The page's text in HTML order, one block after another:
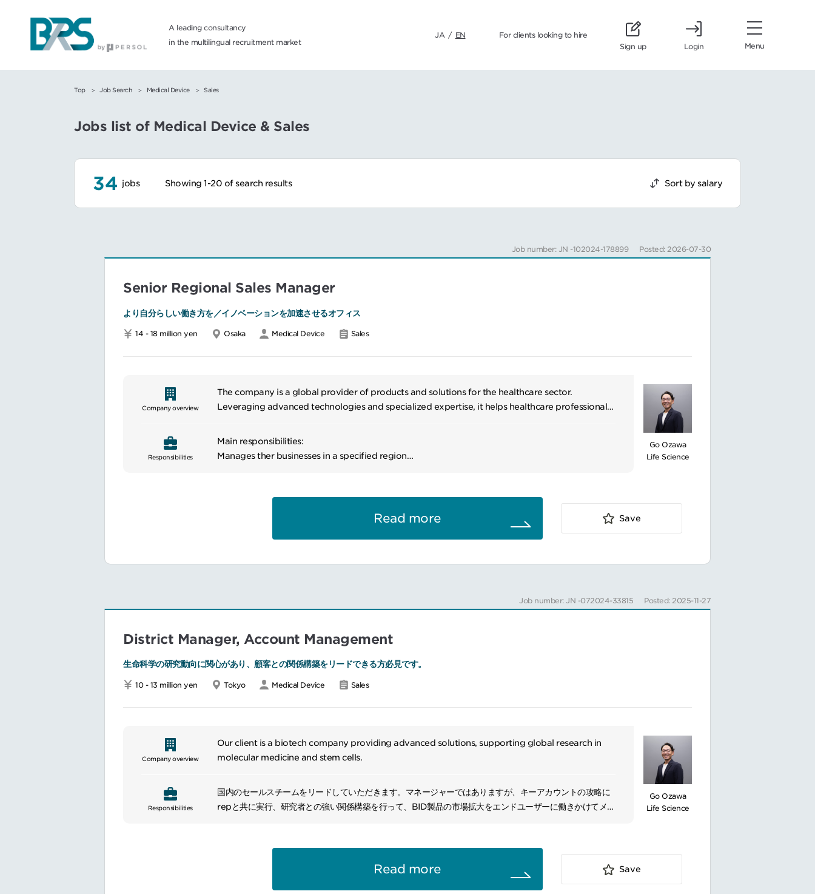
A leading consultancy
in the multilingual recruitment market
JA / EN
For clients looking to hire
Sign up
Login Menu
Top Job Search Medical Device Sales
Jobs list of Medical Device & Sales
34 jobs Showing 1-20 of search results Sort by salary
Job number: JN -102024-178899 Posted: 2026-07-30
Senior Regional Sales Manager
より自分らしい働き方を／イノベーションを加速させるオフィス
14 - 18 million yen Osaka Medical Device Sales
Company overview
The company is a global provider of products and solutions for the healthcare sector.
Leveraging advanced technologies and specialized expertise, it helps healthcare professionals
and reliability, the company contributes to operational excellence and improved patient
experiences. Through its global presence, it continues to create value and meet evolving needs
Responsibilities
Main responsibilities:
Manages ther businesses in a specified region
Develops and/or implements business strategies for existing and potential accounts.
Manages the day-to-day activities of a sales team in order to implement the organization's
Develops and maintains strong relationships with all key account personnel and relevant
Coaches sales representatives on the technical aspects of the organization's products and
services; on marketing campaigns and sales promotions; and on sales techniques, procedures,
Go Ozawa
Life Science
Read more Save
Job number: JN -072024-33815 Posted: 2025-11-27
District Manager, Account Management
生命科学の研究動向に関心があり、顧客との関係構築をリードできる方必見です。
10 - 13 million yen Tokyo Medical Device Sales
Company overview
Our client is a biotech company providing advanced solutions, supporting global research in
molecular medicine and stem cells.
Responsibilities
国内のセールスチームをリードしていただきます。マネージャーではありますが、キーアカウントの攻略に
repと共に実行、研究者との強い関係構築を行って、BID製品の市場拡大をエンドユーザーに働きかけてメー
担当製品は各ブランドを代表とする分子生物学、細胞培養、細胞解析用の研究用試薬類、プラスチック消耗
品や小型卓上研究機器です。契約販売店を通しての販売様式をとっているため、代理店の活用も顧客開拓と
Go Ozawa
Life Science
Read more Save